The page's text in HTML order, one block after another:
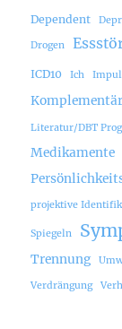
Dependent
Drogen
ICD10 Ich
Literatur/DBT
Medikamente
projektive
Spiegeln
Trennung
Verdrängung